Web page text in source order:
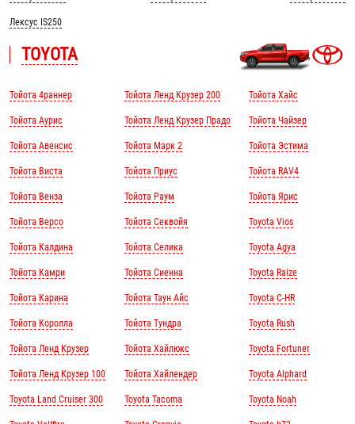
Лексус IS250
TOYOTA
Тойота 4раннер
Тойота Аурис
Тойота Авенсис
Тойота Виста
Тойота Венза
Тойота Версо
Тойота Калдина
Тойота Камри
Тойота Карина
Тойота Королла
Тойота Ленд Крузер
Тойота Ленд Крузер 100
Toyota Land Cruiser 300
Тойота Ленд Крузер 200
Тойота Ленд Крузер Прадо
Тойота Марк 2
Тойота Приус
Тойота Раум
Тойота Секвойя
Тойота Селика
Тойота Сиенна
Тойота Таун Айс
Тойота Тундра
Тойота Хайлюкс
Тойота Хайлендер
Toyota Tacoma
Тойота Хайс
Тойота Чайзер
Тойота Эстима
Тойота RAV4
Тойота Ярис
Toyota Vios
Toyota Agya
Toyota Raize
Toyota C-HR
Toyota Rush
Toyota Fortuner
Toyota Alphard
Toyota Noah